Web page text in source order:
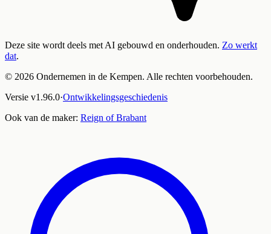
Deze site wordt deels met AI gebouwd en onderhouden. Zo werkt
dat.
© 2026 Ondernemen in de Kempen. Alle rechten voorbehouden.
Versie v1.96.0·Ontwikkelingsgeschiedenis
Ook van de maker: Reign of Brabant